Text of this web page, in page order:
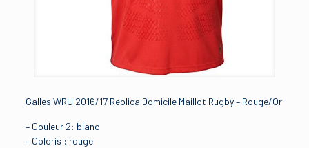
Galles WRU 2016/17 Replica Domicile Maillot Rugby – Rouge/Or
– Couleur 2: blanc
– Coloris : rouge